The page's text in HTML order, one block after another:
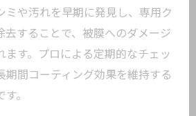
ミや汚れを早期に発見し、専用ク
去することで、被膜へのダメージ
ます。プロによる定期的なチェッ
期間コーティング効果を維持する
。